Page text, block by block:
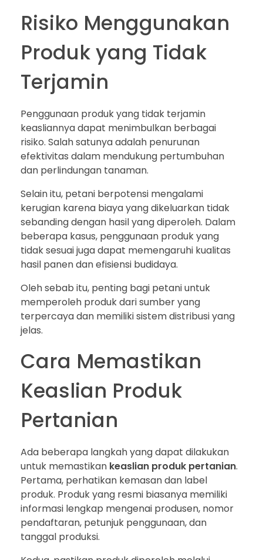
Risiko Menggunakan
Produk yang Tidak
Terjamin
Penggunaan produk yang tidak terjamin
keasliannya dapat menimbulkan berbagai
risiko. Salah satunya adalah penurunan
efektivitas dalam mendukung pertumbuhan
dan perlindungan tanaman.
Selain itu, petani berpotensi mengalami
kerugian karena biaya yang dikeluarkan tidak
sebanding dengan hasil yang diperoleh. Dalam
beberapa kasus, penggunaan produk yang
tidak sesuai juga dapat memengaruhi kualitas
hasil panen dan efisiensi budidaya.
Oleh sebab itu, penting bagi petani untuk
memperoleh produk dari sumber yang
terpercaya dan memiliki sistem distribusi yang
jelas.
Cara Memastikan
Keaslian Produk
Pertanian
Ada beberapa langkah yang dapat dilakukan
untuk memastikan keaslian produk pertanian.
Pertama, perhatikan kemasan dan label
produk. Produk yang resmi biasanya memiliki
informasi lengkap mengenai produsen, nomor
pendaftaran, petunjuk penggunaan, dan
tanggal produksi.